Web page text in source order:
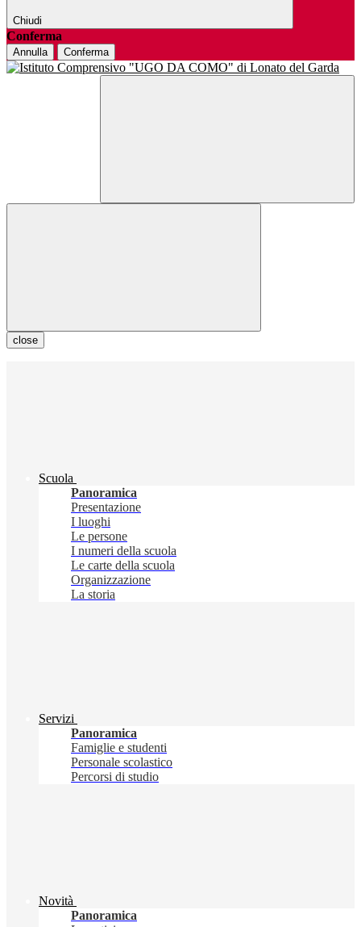
Chiudi
Conferma
Annulla Conferma
close
Scuola
Panoramica
Presentazione
I luoghi
Le persone
I numeri della scuola
Le carte della scuola
Organizzazione
La storia
Servizi
Panoramica
Famiglie e studenti
Personale scolastico
Percorsi di studio
Novità
Panoramica